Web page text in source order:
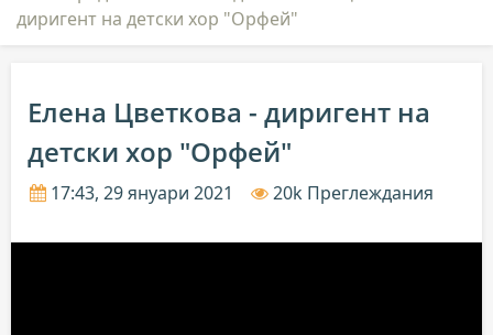
диригент на детски хор "Орфей"
Елена Цветкова - диригент на
детски хор "Орфей"
17:43, 29 януари 2021 20k Преглеждания